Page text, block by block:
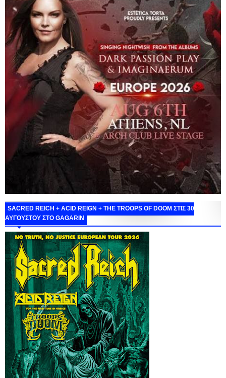
SACRED REICH + ACID REIGN + THE TROOPS OF DOOM ΣΤΙΣ 30
ΑΥΓΟΥΣΤΟΥ ΣΤΟ GAGARIN